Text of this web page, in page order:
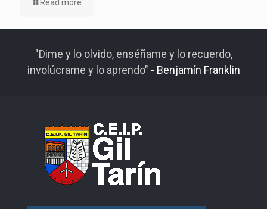
Read more
"Dime y lo olvido, enséñame y lo recuerdo,
involúcrame y lo aprendo" - Benjamín Franklin